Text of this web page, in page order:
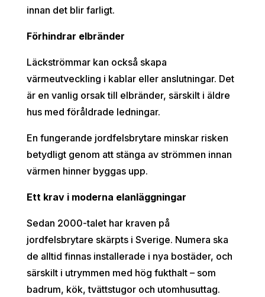
innan det blir farligt.
Förhindrar elbränder
Läckströmmar kan också skapa
värmeutveckling i kablar eller anslutningar. Det
är en vanlig orsak till elbränder, särskilt i äldre
hus med föråldrade ledningar.
En fungerande jordfelsbrytare minskar risken
betydligt genom att stänga av strömmen innan
värmen hinner byggas upp.
Ett krav i moderna elanläggningar
Sedan 2000-talet har kraven på
jordfelsbrytare skärpts i Sverige. Numera ska
de alltid finnas installerade i nya bostäder, och
särskilt i utrymmen med hög fukthalt – som
badrum, kök, tvättstugor och utomhusuttag.